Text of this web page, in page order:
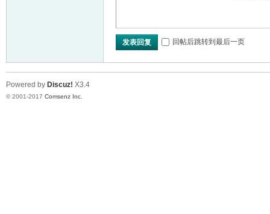
发表回复 回帖后跳转到最后一页
Powered by Discuz! X3.4
© 2001-2017 Comsenz Inc.